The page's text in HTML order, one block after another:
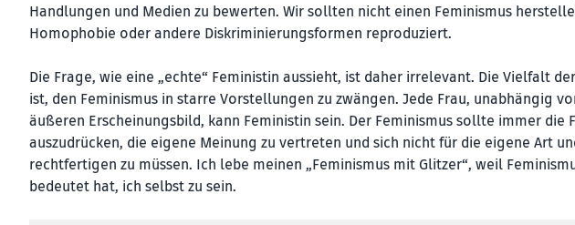
Handlungen und Medien zu bewerten. Wir sollten nicht einen Feminismus
Homophobie oder andere Diskriminierungsformen reproduziert.
Die Frage, wie eine „echte“ Feministin aussieht, ist daher irrelevant. Die Vielfalt
ist, den Feminismus in starre Vorstellungen zu zwängen. Jede Frau, unabhängig
äußeren Erscheinungsbild, kann Feministin sein. Der Feminismus sollte immer die
auszudrücken, die eigene Meinung zu vertreten und sich nicht für die eigene Art
rechtfertigen zu müssen. Ich lebe meinen „Feminismus mit Glitzer“, weil
bedeutet hat, ich selbst zu sein.